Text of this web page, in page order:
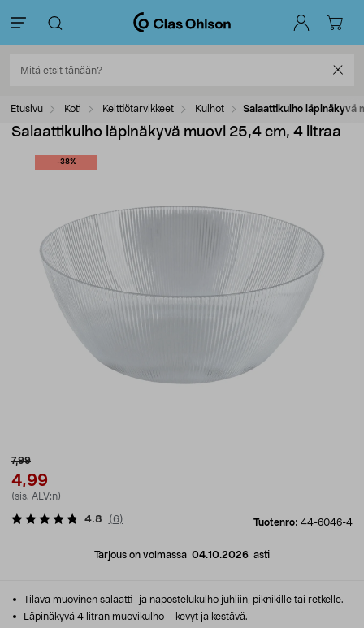
Etusivu Koti Keittiötarvikkeet Kulhot Salaattikulho läpinäkyvä
Salaattikulho läpinäkyvä muovi 25,4 cm, 4 litraa
-38%
7,99
4,99
(sis. ALV:n)
Tuotenro: 44-6046-4
4.8 (6)
Tarjous on voimassa 04.10.2026 asti
Tilava muovinen salaatti- ja napostelukulho juhliin, piknikille tai retkelle.
Läpinäkyvä 4 litran muovikulho – kevyt ja kestävä.